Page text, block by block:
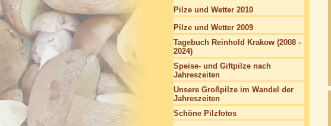
Pilze und Wetter 2010
Pilze und Wetter 2009
Tagebuch Reinhold Krakow (2008 -
2024)
Speise- und Giftpilze nach
Jahreszeiten
Unsere Großpilze im Wandel der
Jahreszeiten
Schöne Pilzfotos